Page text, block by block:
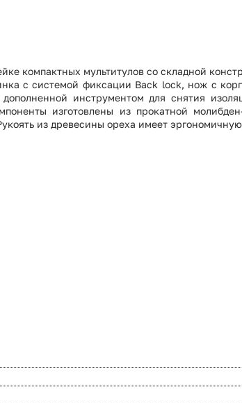
компактных мультитулов со складной
с системой фиксации Back lock, нож с
инструментом для снятия
изготовлены из прокатной
из древесины ореха имеет